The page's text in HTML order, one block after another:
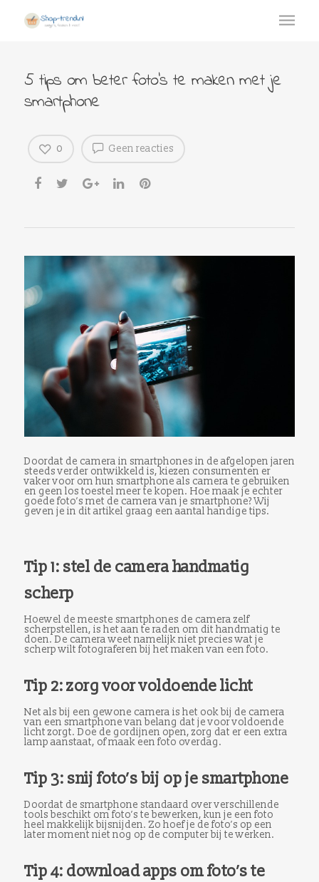
5 tips om beter foto’s te maken met je
smartphone
Geen reacties
0
Doordat de camera in smartphones in de afgelopen jaren
steeds verder ontwikkeld is, kiezen consumenten er
vaker voor om hun smartphone als camera te gebruiken
en geen los toestel meer te kopen. Hoe maak je echter
goede foto’s met de camera van je smartphone? Wij
geven je in dit artikel graag een aantal handige tips.
Tip 1: stel de camera handmatig
scherp
Hoewel de meeste smartphones de camera zelf
scherpstellen, is het aan te raden om dit handmatig te
doen. De camera weet namelijk niet precies wat je
scherp wilt fotograferen bij het maken van een foto.
Tip 2: zorg voor voldoende licht
Net als bij een gewone camera is het ook bij de camera
van een smartphone van belang dat je voor voldoende
licht zorgt. Doe de gordijnen open, zorg dat er een extra
lamp aanstaat, of maak een foto overdag.
Tip 3: snij foto’s bij op je smartphone
Doordat de smartphone standaard over verschillende
tools beschikt om foto’s te bewerken, kun je een foto
heel makkelijk bijsnijden. Zo hoef je de foto’s op een
later moment niet nog op de computer bij te werken.
Tip 4: download apps om foto’s te